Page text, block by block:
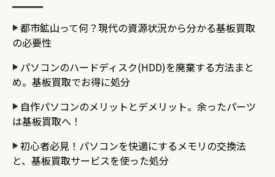
都市鉱山って何？現代の資源状況から分かる基板買取
の必要性
パソコンのハードディスク(HDD)を廃棄する方法まと
め。基板買取でお得に処分
自作パソコンのメリットとデメリット。余ったパーツ
は基板買取へ！
初心者必見！パソコンを快適にするメモリの交換法
と、基板買取サービスを使った処分